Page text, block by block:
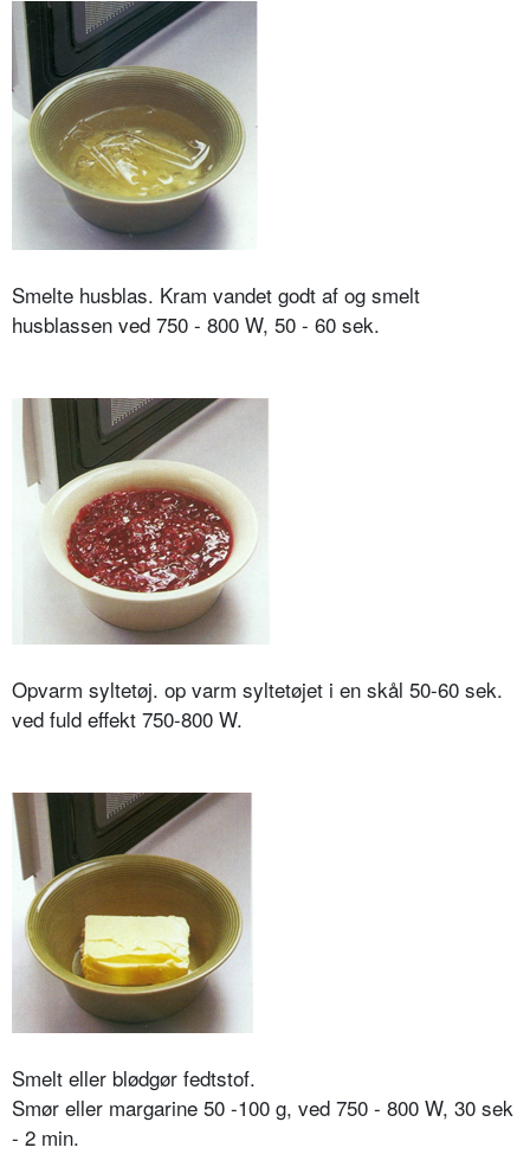
Smelte husblas. Kram vandet godt af og smelt
husblassen ved 750 - 800 W, 50 - 60 sek.
Opvarm syltetøj. op varm syltetøjet i en skål 50-60 sek.
ved fuld effekt 750-800 W.
Smelt eller blødgør fedtstof.
Smør eller margarine 50 -100 g, ved 750 - 800 W, 30 sek
- 2 min.